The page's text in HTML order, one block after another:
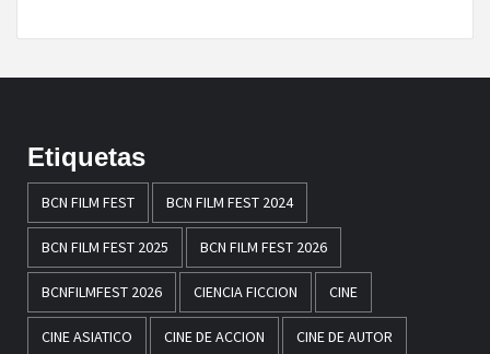
Etiquetas
BCN FILM FEST BCN FILM FEST 2024
BCN FILM FEST 2025 BCN FILM FEST 2026
BCNFILMFEST 2026 CIENCIA FICCION CINE
CINE ASIATICO CINE DE ACCION CINE DE AUTOR